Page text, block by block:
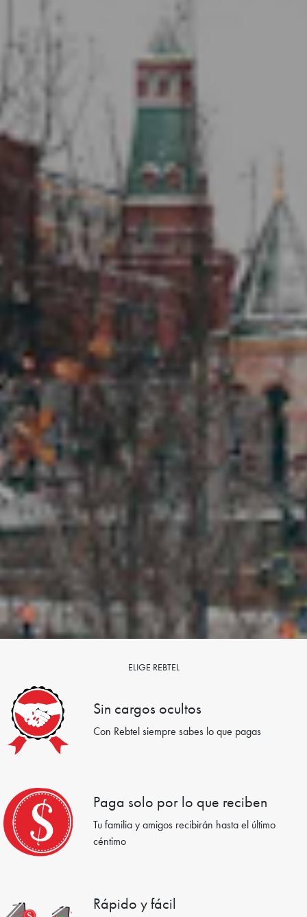
ELIGE REBTEL
Sin cargos ocultos
Con Rebtel siempre sabes lo que pagas
Paga solo por lo que reciben
Tu familia y amigos recibirán hasta el último
céntimo
Rápido y fácil